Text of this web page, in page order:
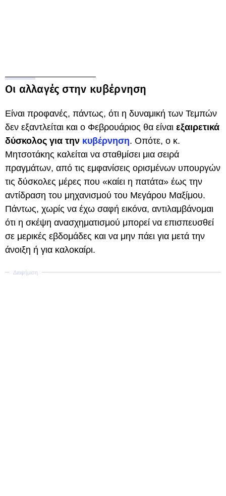
Οι αλλαγές στην κυβέρνηση
Είναι προφανές, πάντως, ότι η δυναμική των Τεμπών
δεν εξαντλείται και ο Φεβρουάριος θα είναι εξαιρετικά
δύσκολος για την κυβέρνηση. Οπότε, ο κ.
Μητσοτάκης καλείται να σταθμίσει μια σειρά
πραγμάτων, από τις εμφανίσεις ορισμένων υπουργών
τις δύσκολες μέρες που «καίει η πατάτα» έως την
αντίδραση του μηχανισμού του Μεγάρου Μαξίμου.
Πάντως, χωρίς να έχω σαφή εικόνα, αντιλαμβάνομαι
ότι η σκέψη ανασχηματισμού μπορεί να επισπευσθεί
σε μερικές εβδομάδες και να μην πάει για μετά την
άνοιξη ή για καλοκαίρι.